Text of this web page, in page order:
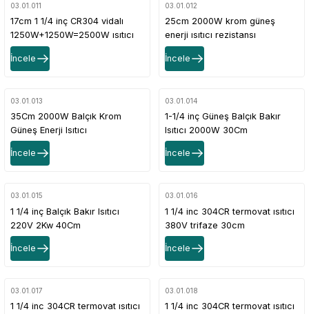
03.01.011
17cm 1 1/4 inç CR304 vidalı
1250W+1250W=2500W ısıtıcı
rezistans - 17cm 1 1/4 inch
CR304 screw
İncele
03.01.012
25cm 2000W krom güneş
enerji ısıtıcı rezistansı
termostatsız - 25cm 2000W
chrome solar energy heater
İncele
03.01.013
35Cm 2000W Balçık Krom
Güneş Enerji Isıtıcı
Rezistansı(Termostatsız)
İncele
03.01.014
1-1/4 inç Güneş Balçık Bakır
Isıtıcı 2000W 30Cm
(Termostatsız)
İncele
03.01.015
1 1/4 inç Balçık Bakır Isıtıcı
220V 2Kw 40Cm
(Termostatsız)
İncele
03.01.016
1 1/4 inc 304CR termovat ısıtıcı
380V trifaze 30cm
4,5KW(Termostatsız)
İncele
03.01.017
1 1/4 inc 304CR termovat ısıtıcı
03.01.018
1 1/4 inc 304CR termovat ısıtıcı